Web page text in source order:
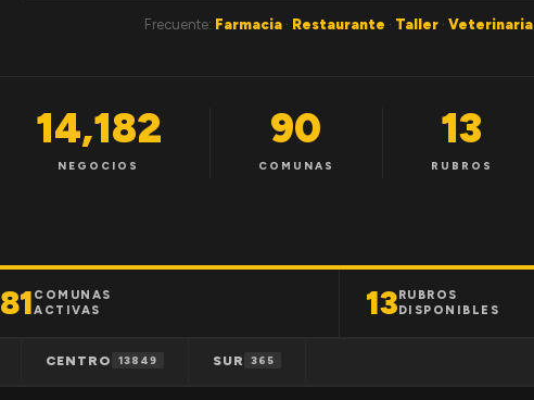
Frecuente: Farmacia · Restaurante · Taller · Veterinaria
14,182
NEGOCIOS
90
COMUNAS
13
RUBROS
81COMUNAS
ACTIVAS
13RUBROS
DISPONIBLES
CENTRO 13849 SUR 365